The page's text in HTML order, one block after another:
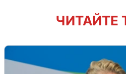
ЧИТАЙТЕ